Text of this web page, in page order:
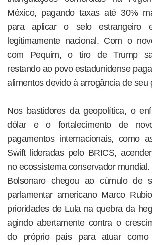
México, pagando taxas até 30%
para aplicar o selo estrangeiro
legitimamente nacional. Com o
com Pequim, o tiro de Trump
restando ao povo estadunidense
alimentos devido à arrogância de seu
Nos bastidores da geopolítica, o
dólar e o fortalecimento de
pagamentos internacionais, como
Swift lideradas pelo BRICS,
no ecossistema conservador
Bolsonaro chegou ao cúmulo de
parlamentar americano Marco
prioridades de Lula na quebra da
agindo abertamente contra o
do próprio país para atuar como